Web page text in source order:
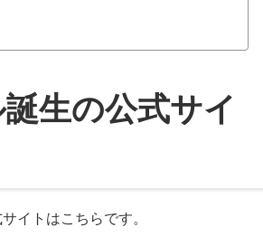
生の公式サイ
イトはこちらです。